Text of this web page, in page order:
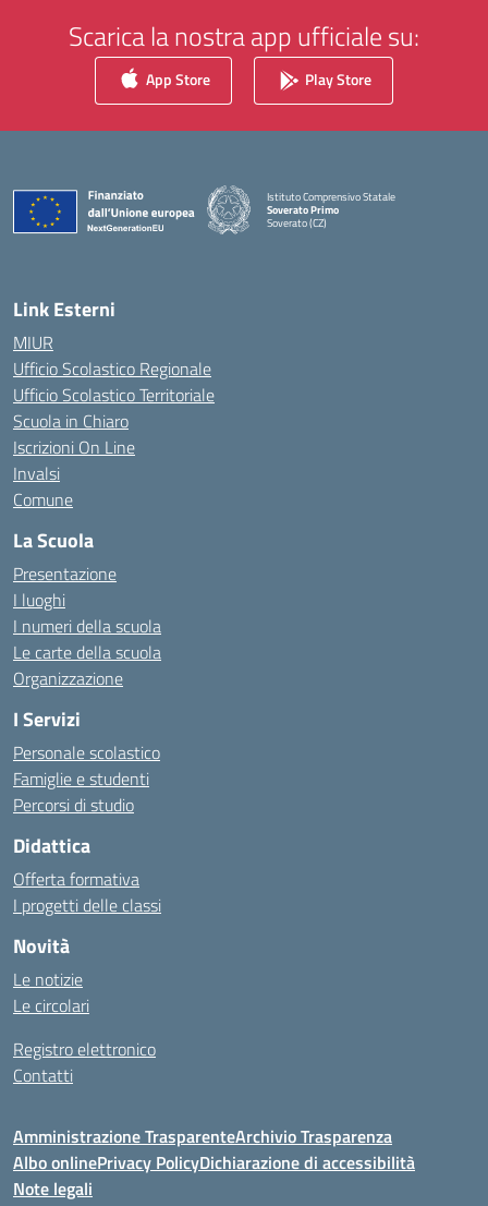
Scarica la nostra app ufficiale su:
App Store Play Store
Istituto Comprensivo Statale
Soverato Primo
Soverato (CZ)
Link Esterni
MIUR
Ufficio Scolastico Regionale
Ufficio Scolastico Territoriale
Scuola in Chiaro
Iscrizioni On Line
Invalsi
Comune
La Scuola
Presentazione
I luoghi
I numeri della scuola
Le carte della scuola
Organizzazione
I Servizi
Personale scolastico
Famiglie e studenti
Percorsi di studio
Didattica
Offerta formativa
I progetti delle classi
Novità
Le notizie
Le circolari
Registro elettronico
Contatti
Amministrazione TrasparenteArchivio Trasparenza
Albo onlinePrivacy PolicyDichiarazione di accessibilità
Note legali